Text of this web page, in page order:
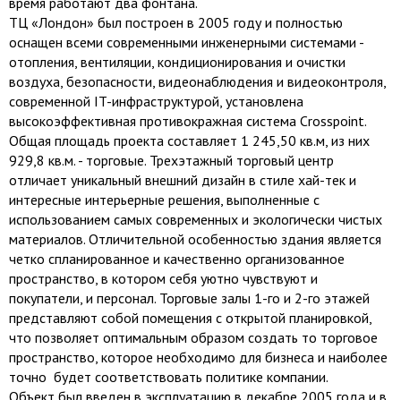
ТЦ «Лондон» был построен в 2005 году и полностью
оснащен всеми современными инженерными системами -
отопления, вентиляции, кондиционирования и очистки
воздуха, безопасности, видеонаблюдения и видеоконтроля,
современной IT-инфраструктурой, установлена
высокоэффективная противокражная система Crosspoint.
Общая площадь проекта составляет 1 245,50 кв.м, из них
929,8 кв.м. - торговые. Трехэтажный торговый центр
отличает уникальный внешний дизайн в стиле хай-тек и
интересные интерьерные решения, выполненные с
использованием самых современных и экологически чистых
материалов. Отличительной особенностью здания является
четко спланированное и качественно организованное
пространство, в котором себя уютно чувствуют и
покупатели, и персонал. Торговые залы 1-го и 2-го этажей
представляют собой помещения с открытой планировкой,
что позволяет оптимальным образом создать то торговое
пространство, которое необходимо для бизнеса и наиболее
точно будет соответствовать политике компании.
Объект был введен в эксплуатацию в декабре 2005 года и в